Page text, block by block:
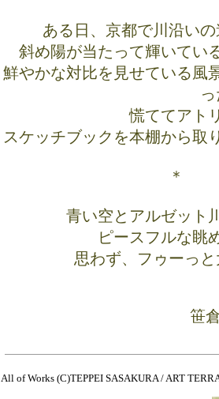
ある日、京都で川沿い
斜め陽が当たって輝いてい
鮮やかな対比を見せている風
慌ててアト
スケッチブックを本棚から
＊
青い空とアルゼット
ピースフルな眺
思わず、フゥーっ
笹
All of Works (C)TEPPEI SASAKURA / ART